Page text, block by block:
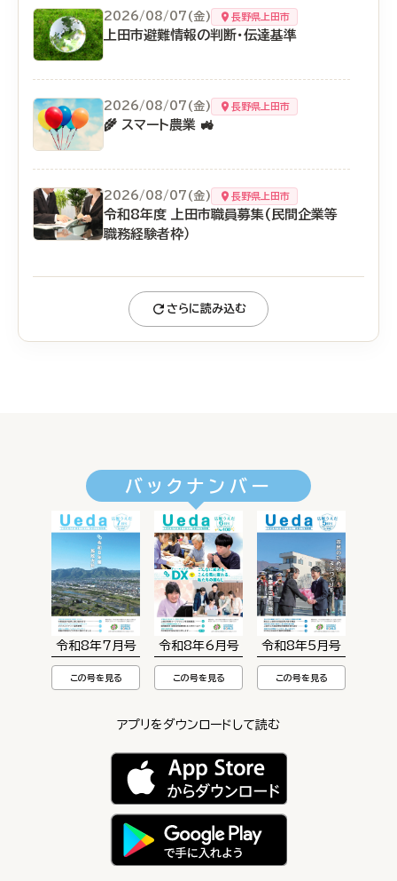
2026/08/07(金) 長野県上田市
上田市避難情報の判断・伝達基準
2026/08/07(金) 長野県上田市
🌾 スマート農業 🚜
2026/08/07(金) 長野県上田市
令和8年度 上田市職員募集(民間企業等
職務経験者枠）
さらに読み込む
バックナンバー
令和8年7月号
この号を見る
令和8年6月号
この号を見る
令和8年5月号
この号を見る
アプリをダウンロードして読む